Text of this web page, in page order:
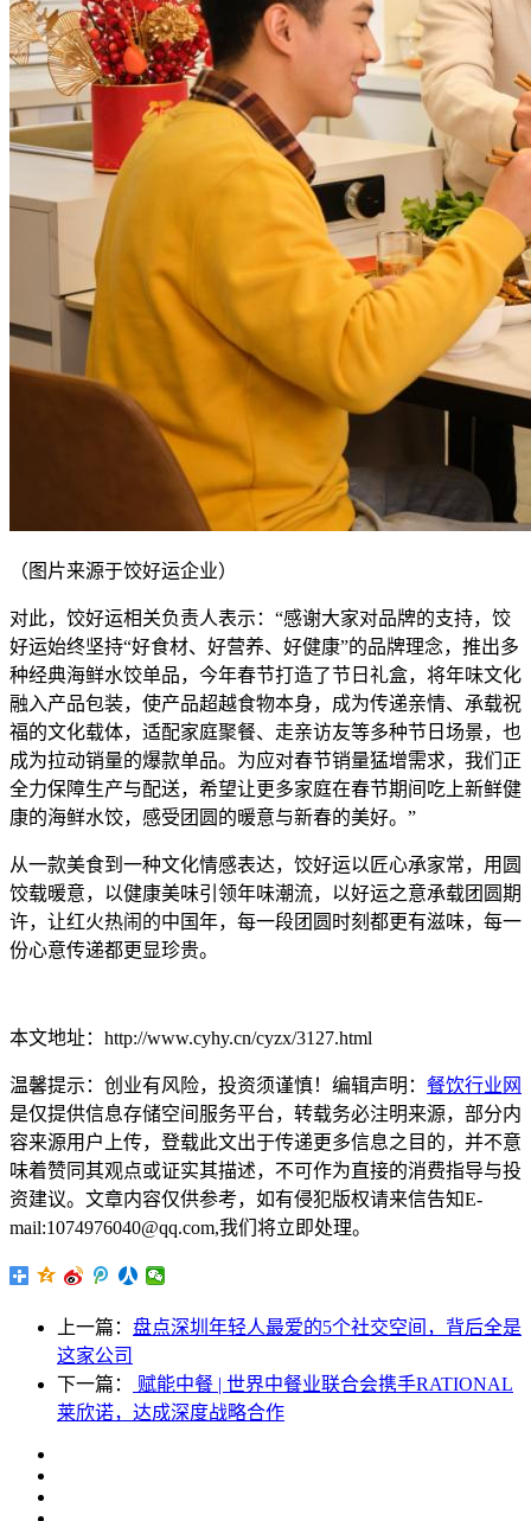
（图片来源于饺好运企业）
对此，饺好运相关负责人表示：“感谢大家对品牌的支持，饺
好运始终坚持“好食材、好营养、好健康”的品牌理念，推出多
种经典海鲜水饺单品，今年春节打造了节日礼盒，将年味文化
融入产品包装，使产品超越食物本身，成为传递亲情、承载祝
福的文化载体，适配家庭聚餐、走亲访友等多种节日场景，也
成为拉动销量的爆款单品。为应对春节销量猛增需求，我们正
全力保障生产与配送，希望让更多家庭在春节期间吃上新鲜健
康的海鲜水饺，感受团圆的暖意与新春的美好。”
从一款美食到一种文化情感表达，饺好运以匠心承家常，用圆
饺载暖意，以健康美味引领年味潮流，以好运之意承载团圆期
许，让红火热闹的中国年，每一段团圆时刻都更有滋味，每一
份心意传递都更显珍贵。
本文地址：http://www.cyhy.cn/cyzx/3127.html
温馨提示：创业有风险，投资须谨慎！编辑声明： 餐饮行业网
是仅提供信息存储空间服务平台，转载务必注明来源，部分内
容来源用户上传，登载此文出于传递更多信息之目的，并不意
味着赞同其观点或证实其描述，不可作为直接的消费指导与投
资建议。文章内容仅供参考，如有侵犯版权请来信告知E-
mail:1074976040@qq.com,我们将立即处理。
上一篇： 盘点深圳年轻人最爱的5个社交空间，背后全是
这家公司
下一篇：
赋能中餐 | 世界中餐业联合会携手RATIONAL
莱欣诺，达成深度战略合作